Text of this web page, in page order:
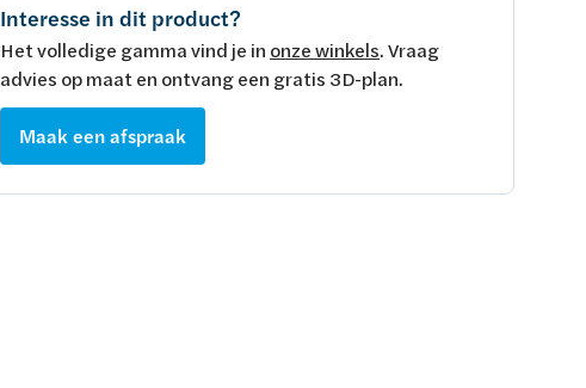
Interesse in dit product?
Het volledige gamma vind je in onze winkels. Vraag
advies op maat en ontvang een gratis 3D-plan.
Maak een afspraak